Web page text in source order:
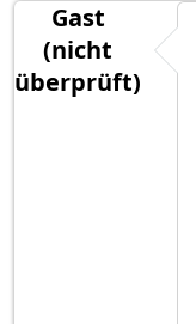
Gast
(nicht
überprüft)